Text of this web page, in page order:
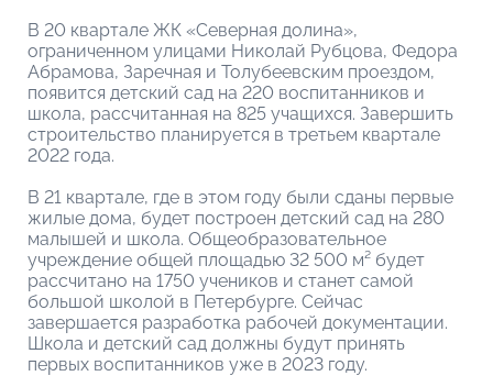
В 20 квартале ЖК «Северная долина»,
ограниченном улицами Николай Рубцова, Федора
Абрамова, Заречная и Толубеевским проездом,
появится детский сад на 220 воспитанников и
школа, рассчитанная на 825 учащихся. Завершить
строительство планируется в третьем квартале
2022 года.
В 21 квартале, где в этом году были сданы первые
жилые дома, будет построен детский сад на 280
малышей и школа. Общеобразовательное
учреждение общей площадью 32 500 м² будет
рассчитано на 1750 учеников и станет самой
большой школой в Петербурге. Сейчас
завершается разработка рабочей документации.
Школа и детский сад должны будут принять
первых воспитанников уже в 2023 году.